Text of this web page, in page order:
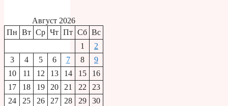
Август 2026
Пн Вт Ср Чт Пт Сб Вс
1
2
3
4 5 6 7 8
9
10
11 12 13 14 15
16
17
18 19 20 21 22
23
24
25 26 27 28 29
30